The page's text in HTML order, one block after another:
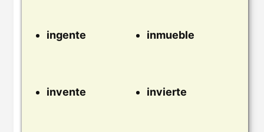
ingente inmueble
invente invierte